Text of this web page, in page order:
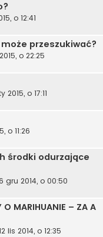
o 12:41
przeszukiwać?
o 22:25
2015, o 17:11
o 11:26
środki odurzające
gru 2014, o 00:50
MARIHUANIE – ZA A
lis 2014, o 12:35